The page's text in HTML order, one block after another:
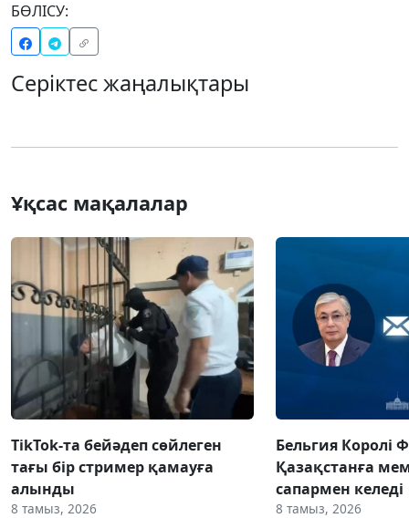
БӨЛІСУ:
Серіктес жаңалықтары
Ұқсас мақалалар
TikTok-та бейәдеп сөйлеген
тағы бір стример қамауға
алынды
8 тамыз, 2026
Бельгия Королі
Қазақстанға
сапармен келеді
8 тамыз, 2026